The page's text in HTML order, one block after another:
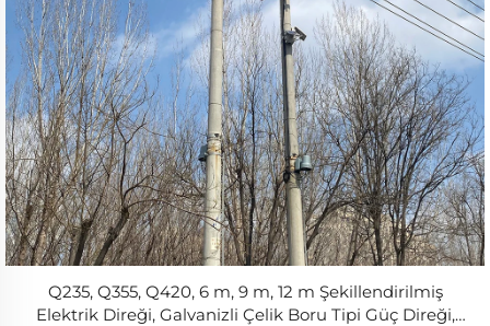
Q235, Q355, Q420, 6 m, 9 m, 12 m Şekillendirilmiş
Elektrik Direği, Galvanizli Çelik Boru Tipi Güç Direği,